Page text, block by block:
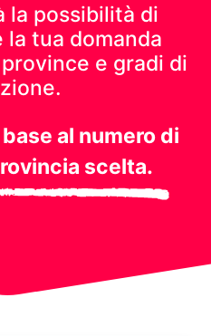
la possibilità di
tua domanda
e gradi di
al numero di
scelta.